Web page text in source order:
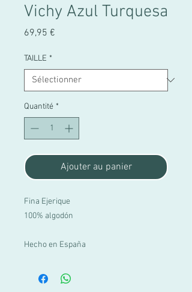
Vichy Azul Turquesa
69,95 €
TAILLE *
Quantité *
Ajouter au panier
Fina Ejerique
100% algodón
Hecho en España